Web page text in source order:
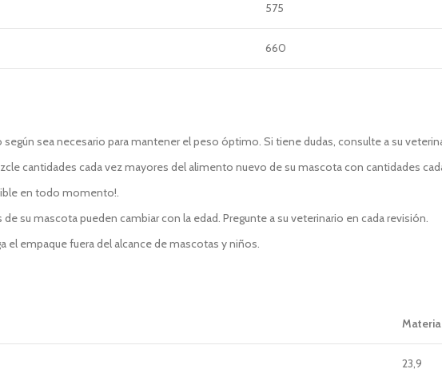
575
660
sea necesario para mantener el peso óptimo. Si tiene dudas, consulte a su
cantidades cada vez mayores del alimento nuevo de su mascota con cantidades
en todo momento!.
su mascota pueden cambiar con la edad. Pregunte a su veterinario en cada revisión.
el empaque fuera del alcance de mascotas y niños.
23,9